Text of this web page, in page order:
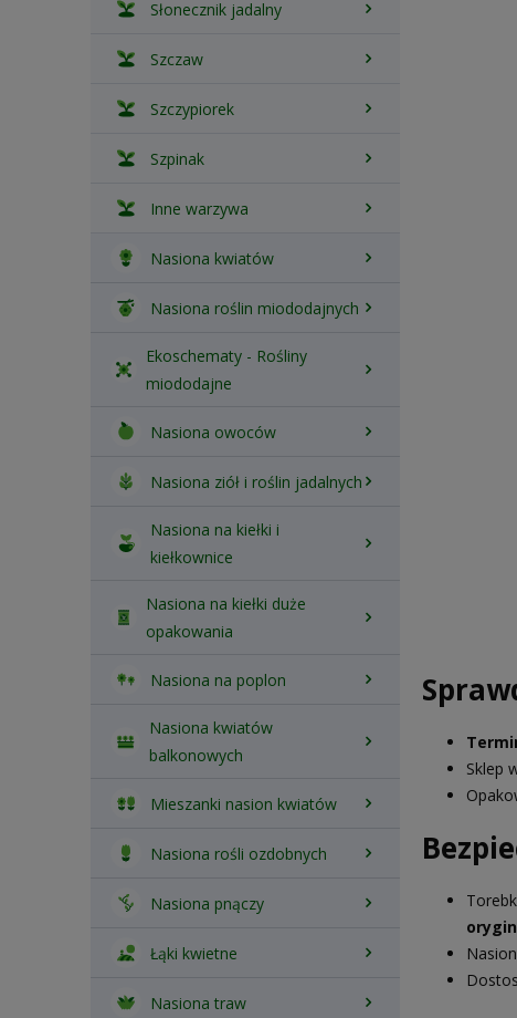
Słonecznik jadalny
Szczaw
Szczypiorek
Szpinak
Inne warzywa
Nasiona kwiatów
Nasiona roślin miododajnych
Ekoschematy - Rośliny
miododajne
Nasiona owoców
Nasiona ziół i roślin jadalnych
Nasiona na kiełki i
kiełkownice
Nasiona na kiełki duże
opakowania
Nasiona na poplon
Nasiona kwiatów
balkonowych
Mieszanki nasion kwiatów
Nasiona rośli ozdobnych
Nasiona pnączy
Łąki kwietne
Nasiona traw
Sklep